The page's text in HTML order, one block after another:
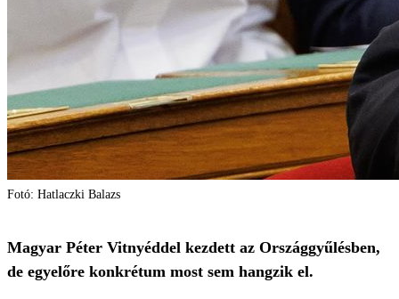
Fotó: Hatlaczki Balazs
Magyar Péter Vitnyéddel kezdett az Országgyűlésben,
de egyelőre konkrétum most sem hangzik el.